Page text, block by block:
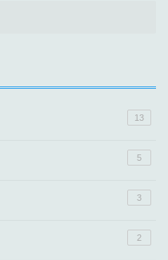
13
5
3
2